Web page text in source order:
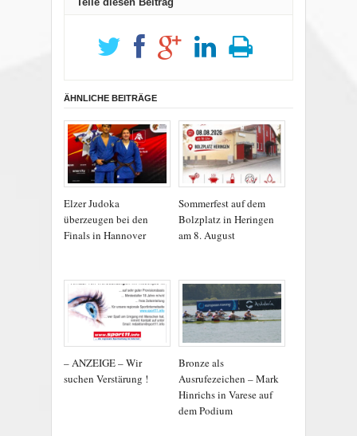
ÄHNLICHE BEITRÄGE
Elzer Judoka
überzeugen bei den
Finals in Hannover
Sommerfest auf dem
Bolzplatz in Heringen
am 8. August
– ANZEIGE – Wir
suchen Verstärung !
Bronze als
Ausrufezeichen – Mark
Hinrichs in Varese auf
dem Podium